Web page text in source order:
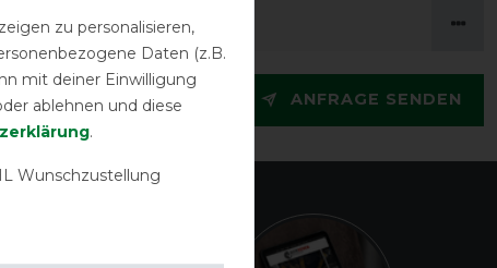
ANFRAGE SENDEN
zu personalisieren,
Daten (z.B.
mit deiner Einwilligung
ablehnen und diese
.
Wunschzustellung